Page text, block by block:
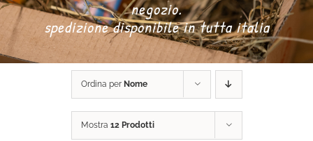
DONA ORA
negozio.
spedizione disponibile in tutta italia
Ordina per Nome
Mostra 12 Prodotti